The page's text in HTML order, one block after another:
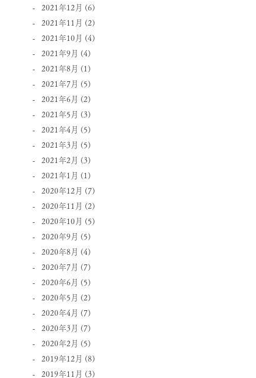
2021年12月 (6)
2021年11月 (2)
2021年10月 (4)
2021年9月 (4)
2021年8月 (1)
2021年7月 (5)
2021年6月 (2)
2021年5月 (3)
2021年4月 (5)
2021年3月 (5)
2021年2月 (3)
2021年1月 (1)
2020年12月 (7)
2020年11月 (2)
2020年10月 (5)
2020年9月 (5)
2020年8月 (4)
2020年7月 (7)
2020年6月 (5)
2020年5月 (2)
2020年4月 (7)
2020年3月 (7)
2020年2月 (5)
2019年12月 (8)
2019年11月 (3)